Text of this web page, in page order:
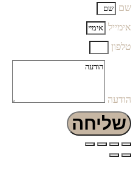
שם
אימייל
טלפון
הודעה
שליחה